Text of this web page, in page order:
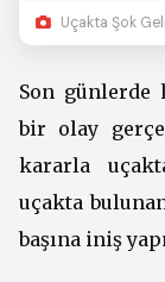
Uçakta Şok
Son günlerde
bir olay
kararla
uçakta
başına iniş